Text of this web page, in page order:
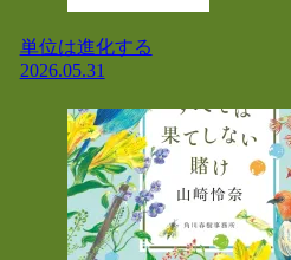
単位は進化する
2026.05.31